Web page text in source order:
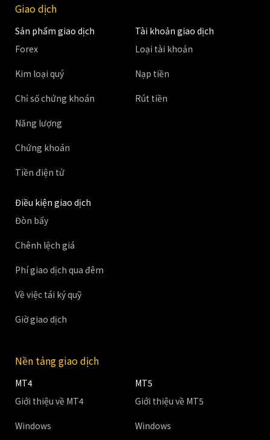
Giao dịch
Sản phẩm giao dịch
Forex
Kim loại quý
Chỉ số chứng khoán
Năng lượng
Chứng khoán
Tiền điện tử
Tài khoản giao dịch
Loại tài khoản
Nạp tiền
Rút tiền
Điều kiện giao dịch
Đòn bẩy
Chênh lệch giá
Phí giao dịch qua đêm
Về việc tái ký quỹ
Giờ giao dịch
Nền tảng giao dịch
MT4
Giới thiệu về MT4
Windows
MT5
Giới thiệu về MT5
Windows